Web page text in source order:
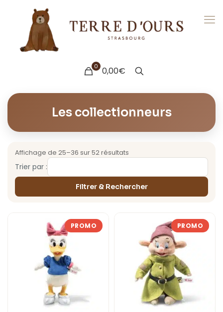
0 0,00€
Les collectionneurs
Filtrer & Rechercher
Affichage de 25–36 sur 52 résultats
Trier par :
PROMO PROMO